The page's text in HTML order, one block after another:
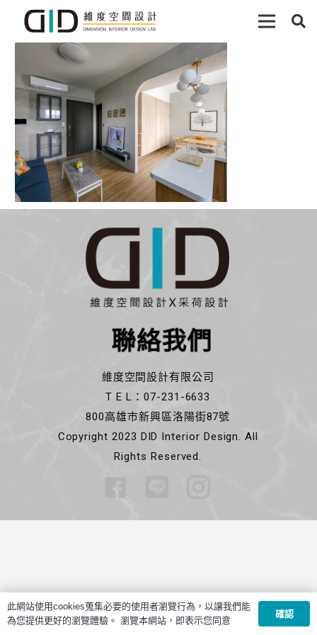
聯絡我們
維度空間設計有限公司
T E L：07-231-6633
800高雄市新興區洛陽街87號
Copyright 2023 DID Interior Design. All
Rights Reserved.
此網站使用cookies蒐集必要的使用者瀏覽行為，以讓我們能
為您提供更好的瀏覽體驗。 瀏覽本網站，即表示您同意
確認